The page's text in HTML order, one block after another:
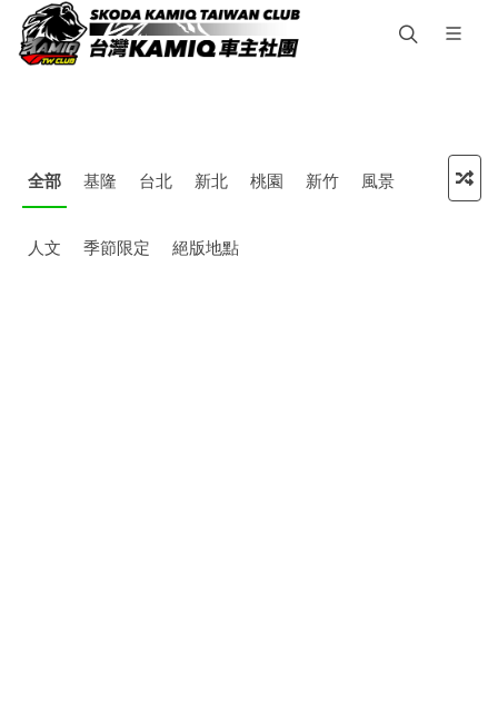
全部 基隆 台北 新北 桃園 新竹 風景
人文 季節限定 絕版地點